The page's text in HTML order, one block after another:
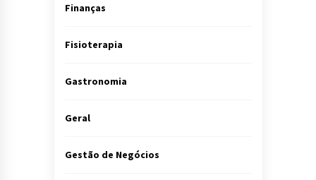
Finanças
Fisioterapia
Gastronomia
Geral
Gestão de Negócios